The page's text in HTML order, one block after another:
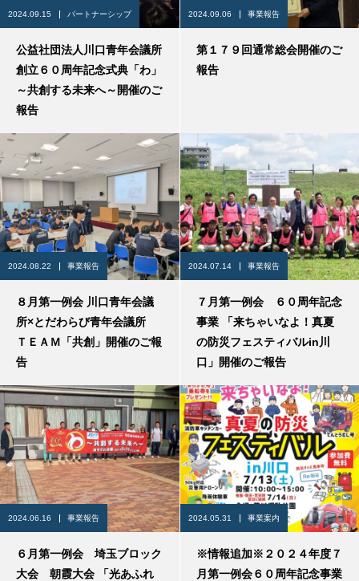
2024.09.15 パートナーシップ
公益社団法人川口青年会議所
創立６０周年記念式典「わ」
～共創する未来へ～開催のご
報告
2024.09.06 事業報告
第１７９回通常総会開催のご
報告
2024.08.22 事業報告
８月第一例会 川口青年会議
所×とだわらび青年会議所
ＴＥＡＭ「共創」開催のご報
告
2024.07.14 事業報告
７月第一例会 ６０周年記念
事業 「来ちゃいなよ！真夏
の防災フェスティバルin川
口」開催のご報告
2024.06.16 事業報告
６月第一例会 埼玉ブロック
大会 朝霞大会 「光あふれ
2024.05.31 事業案内
※情報追加※２０２４年度７
月第一例会６０周年記念事業